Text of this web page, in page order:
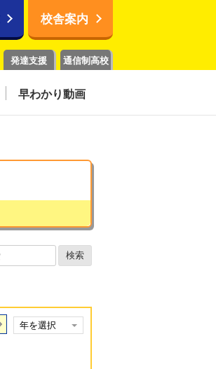
校舎案内
発達支援 通信制高校
早わかり動画